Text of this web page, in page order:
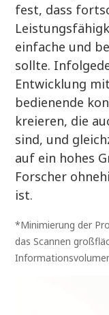
fest, dass
einfache und
sollte.
Entwicklung
bedienende
kreieren, die
sind, und
auf ein hohes
Forscher
ist.
*Minimierung der
das Scannen